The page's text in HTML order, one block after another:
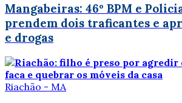
Mangabeiras: 46º BPM e
prendem dois traficantes e
e drogas
Riachão - MA